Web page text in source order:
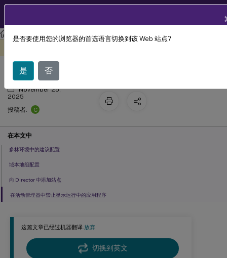
Citrix Virtual Apps and Desktops7 2511 Director
这篇文章已经过机器翻译.放弃
切换到英文
高级配置
November 25,
2025
投稿者:
C
在本文中
多林环境中的建议配置
域本地组配置
向 Director 中添加站点
在活动管理器中禁止显示运行中的应用程序
是否要使用您的浏览器的首选语言切换到该 Web 站点?
是 否